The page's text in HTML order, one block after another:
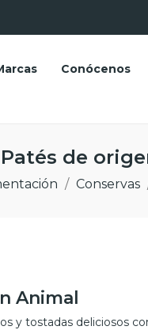
Conócenos
Patés de
Conservas
Animal
y tostadas deliciosos